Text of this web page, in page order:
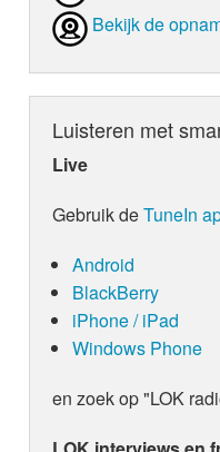
Bekijk de
Luisteren met
Live
Gebruik deTuneIn
Android
BlackBerry
iPhone / iPad
Windows Phone
en zoek op "LOK